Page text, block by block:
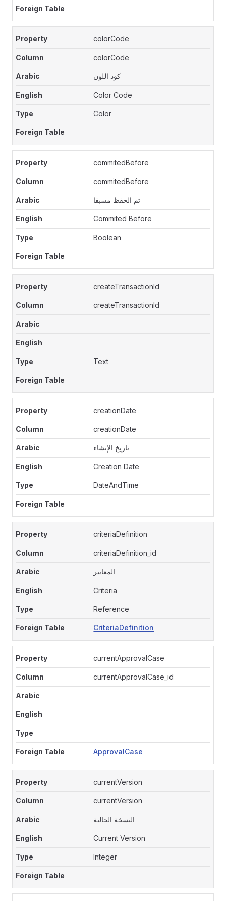
colorCode
colorCode
كود اللون
Color Code
Color
commitedBefore
commitedBefore
تم الحفظ مسبقا
Commited Before
Boolean
createTransactionId
createTransactionId
Text
creationDate
creationDate
تاريخ الإنشاء
Creation Date
DateAndTime
criteriaDefinition
criteriaDefinition_id
المعايير
Criteria
Reference
CriteriaDefinition
currentApprovalCase
currentApprovalCase_id
ApprovalCase
currentVersion
currentVersion
النسخة الحالية
Current Version
Integer